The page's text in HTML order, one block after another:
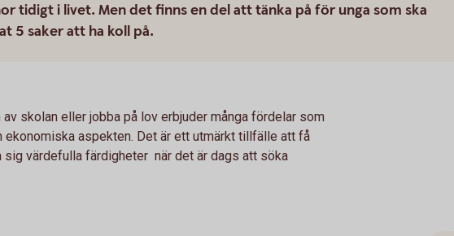
tidigt i livet. Men det finns en del att tänka på för unga som ska
5 saker att ha koll på.
skolan eller jobba på lov erbjuder många fördelar som
ekonomiska aspekten. Det är ett utmärkt tillfälle att få
värdefulla färdigheter när det är dags att söka